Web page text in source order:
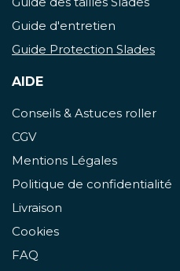
Guide d'entretien
Guide Protection Slades
AIDE
Conseils & Astuces roller
CGV
Mentions Légales
Politique de confidentialité
Livraison
Cookies
FAQ